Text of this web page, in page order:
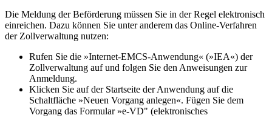
Die Meldung der Beförderung müssen Sie in der Regel elektronisch
einreichen. Dazu können Sie unter anderem das Online-Verfahren
der Zollverwaltung nutzen:
Rufen Sie die »Internet-EMCS-Anwendung« (»IEA«) der
Zollverwaltung auf und folgen Sie den Anweisungen zur
Anmeldung.
Klicken Sie auf der Startseite der Anwendung auf die
Schaltfläche »Neuen Vorgang anlegen«. Fügen Sie dem
Vorgang das Formular »e-VD" (elektronisches